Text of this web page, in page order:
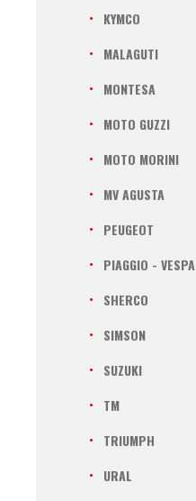
KYMCO
MALAGUTI
MONTESA
MOTO GUZZI
MOTO MORINI
MV AGUSTA
PEUGEOT
PIAGGIO - VESPA
SHERCO
SIMSON
SUZUKI
TM
TRIUMPH
URAL